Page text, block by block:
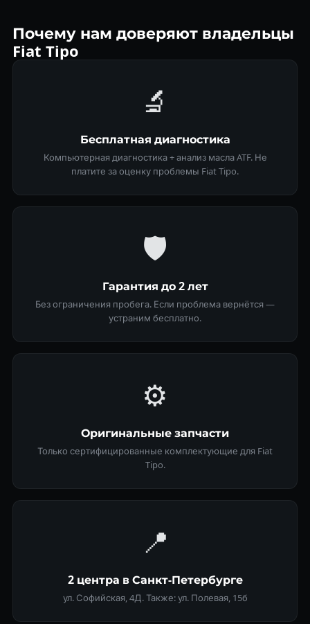
Почему нам доверяют владельцы
Fiat Tipo
🔬
Бесплатная диагностика
Компьютерная диагностика + анализ масла ATF. Не
платите за оценку проблемы Fiat Tipo.
🛡
Гарантия до 2 лет
Без ограничения пробега. Если проблема вернётся —
устраним бесплатно.
⚙️
Оригинальные запчасти
Только сертифицированные комплектующие для Fiat
Tipo.
📍
2 центра в Санкт-Петербурге
ул. Софийская, 4Д. Также: ул. Полевая, 15б